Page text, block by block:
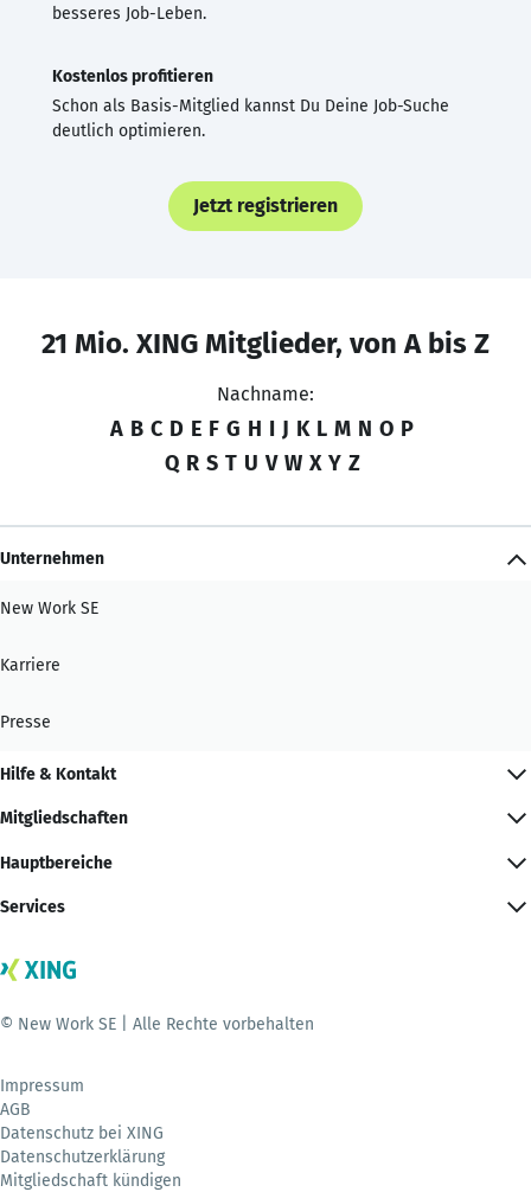
besseres Job-Leben.
Kostenlos profitieren
Schon als Basis-Mitglied kannst Du Deine Job-Suche
deutlich optimieren.
Jetzt registrieren
21 Mio. XING Mitglieder, von A bis Z
Nachname:
A B C D E F G H I J K L M N O P
Q R S T U V W X Y Z
Unternehmen
New Work SE
Karriere
Presse
Hilfe & Kontakt
Mitgliedschaften
Hauptbereiche
Services
© New Work SE | Alle Rechte vorbehalten
Impressum
AGB
Datenschutz bei XING
Datenschutzerklärung
Mitgliedschaft kündigen